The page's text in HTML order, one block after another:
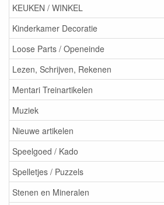
KEUKEN / WINKEL
Kinderkamer Decoratie
Loose Parts / Openeinde
Lezen, Schrijven, Rekenen
Mentari Treinartikelen
Muziek
Nieuwe artikelen
Speelgoed / Kado
Spelletjes / Puzzels
Stenen en Mineralen